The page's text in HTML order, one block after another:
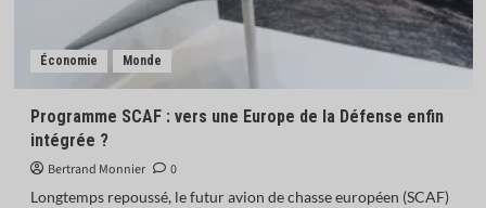
Économie Monde
Programme SCAF : vers une Europe de la Défense enfin
intégrée ?
Bertrand Monnier
0
Longtemps repoussé, le futur avion de chasse européen (SCAF)